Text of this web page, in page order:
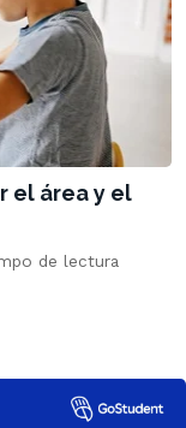
el área y el
de lectura